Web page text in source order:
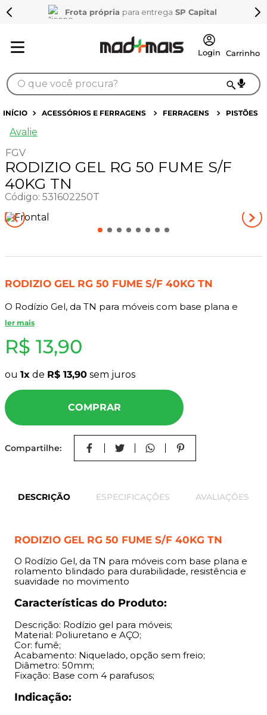
Frota própria para entrega SP Capital
O que você procura?
ACESSÓRIOS E FERRAGENS FERRAGENS PISTÕES
Avalie
FGV
RODIZIO GEL RG 50 FUME S/F
40KG TN
Código: 531602250T
RODIZIO GEL RG 50 FUME S/F 40KG TN
O Rodízio Gel, da TN para móveis com base plana e
rolamento blindado para durabilidade, resistência e
Características do Produto:
Material: Poliuretano e AÇO;
Cor: fumê;
Acabamento: Niquelado, opção sem freio;
Diâmetro: 50mm;
Fixação: Base com 4 parafusos;
Ideal para móveis que preisam ser reposicionados,
Benefícios:
Seu freio permite manter a estabilidade mesmo em
superficies inrregurales.
ler mais
R$ 13,90
ou 1 de R$ 13,90 sem juros
COMPRAR
Compartilhe:
DESCRIÇÃO ESPECIFICAÇÕES AVALIAÇÕES
RODIZIO GEL RG 50 FUME S/F 40KG TN
O Rodízio Gel, da TN para móveis com base plana e
rolamento blindado para durabilidade, resistência e
suavidade no movimento
Características do Produto:
Descrição: Rodízio gel para móveis;
Material: Poliuretano e AÇO;
Cor: fumê;
Acabamento: Niquelado, opção sem freio;
Diâmetro: 50mm;
Fixação: Base com 4 parafusos;
Indicação:
TERMOS MAIS BUSCADOS
1º
2º
3º
compensado naval
4º
bagum
5º
mdf 15mm
7º
napa
10